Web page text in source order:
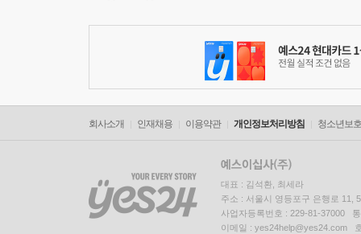
회사소개 인재채용 이용약관 개인정보처리방침 청소년보
대표 : 김석환, 최세라
주소 : 서울시 영등포구 은행로 11,
사업자등록번호 : 229-81-37000
이메일 : yes24help@yes24.com